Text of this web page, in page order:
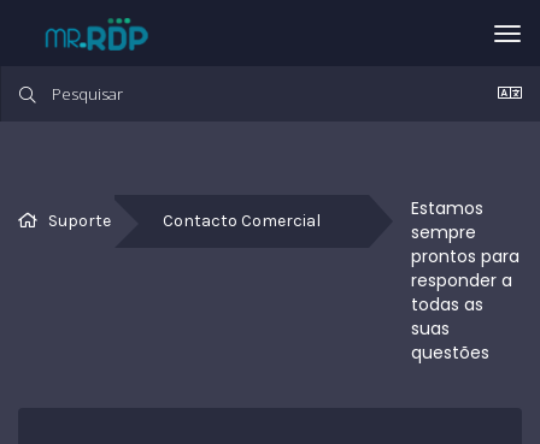
Suporte Contacto Comercial
Estamos
sempre
prontos para
responder a
todas as
suas
questões